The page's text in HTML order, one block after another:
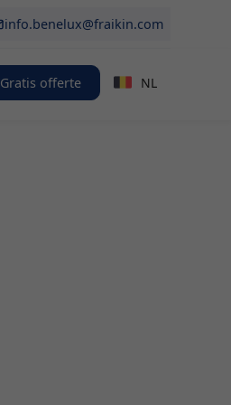
info.benelux@fraikin.com
Gratis offerte NL